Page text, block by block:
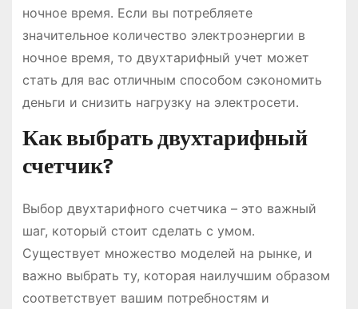
ночное время․ Если вы потребляете
значительное количество электроэнергии в
ночное время, то двухтарифный учет может
стать для вас отличным способом сэкономить
деньги и снизить нагрузку на электросети․
Как выбрать двухтарифный
счетчик?
Выбор двухтарифного счетчика – это важный
шаг, который стоит сделать с умом․
Существует множество моделей на рынке, и
важно выбрать ту, которая наилучшим образом
соответствует вашим потребностям и